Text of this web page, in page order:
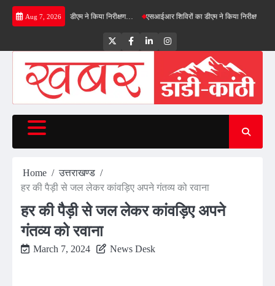
Skip
Aug 7, 2026
बाईपास का डीएम ने किया निरीक्षण… एसआईआर शिविरों का डीएम ने किया निरीक्षण, बोले—कोई
TwitterFacebookLinkedInInstagram
Home
उत्तराखण्ड
हर की पैड़ी से जल लेकर कांवड़िए अपने गंतव्य को रवाना
हर की पैड़ी से जल लेकर कांवड़िए अपने
गंतव्य को रवाना
March 7, 2024 News Desk